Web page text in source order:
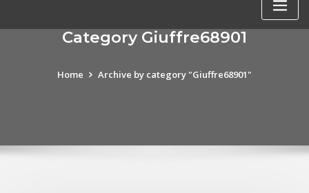
Category Giuffre68901
Home Archive by category "Giuffre68901"